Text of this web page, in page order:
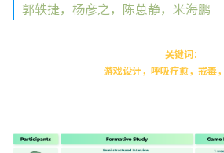
郭轶捷，杨彦之，陈葸静，米海鹏
关键词：
游戏设计，呼吸疗愈，戒毒